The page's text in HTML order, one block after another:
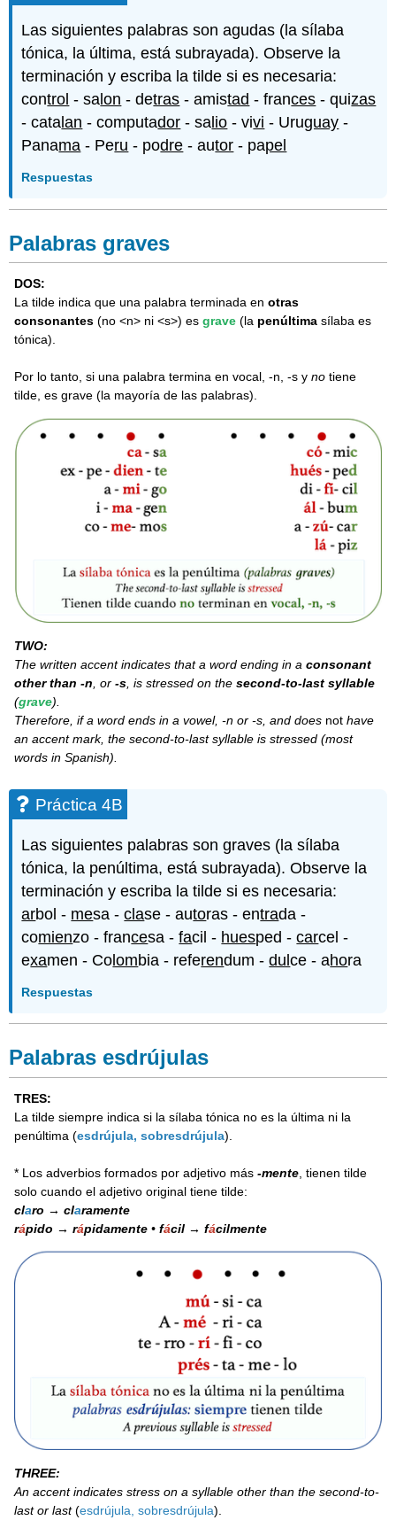
Las siguientes palabras son agudas (la sílaba
tónica, la última, está subrayada). Observe la
terminación y escriba la tilde si es necesaria:
control - sa lon - detras - amistad - frances - quizas
- cata lan - computador - sa lio - vivi - Uruguay -
Panama - Peru - podre - autor - papel
Respuestas
Palabras graves
DOS:
La tilde indica que una palabra terminada enotras
consonantes (no <n> ni <s>) esgrave (la penúltima sílaba es
tónica).
Por lo tanto, si una palabra termina en vocal, -n, -s yno tiene
tilde, es grave (la mayoría de las palabras).
TWO:
The written accent indicates that a word ending in aconsonant
other than -n, or -s, is stressed on thesecond-to-last syllable
(grave).
Therefore, if a word ends in a vowel, -n or -s, and does not have
an accent mark, the second-to-last syllable is stressed (most
words in Spanish).
Práctica 4B
Las siguientes palabras son graves (la sílaba
tónica, la penúltima, está subrayada). Observe la
terminación y escriba la tilde si es necesaria:
arbol - mesa -clase - autoras - entrada -
comienzo - francesa -facil - huesped -carcel -
examen - Co lombia - referendum -dulce - ahora
Respuestas
Palabras esdrújulas
TRES:
La tilde siempre indica si la sílaba tónica no es la última ni la
penúltima (esdrújula, sobresdrújula).
* Los adverbios formados por adjetivo más-mente , tienen tilde
solo cuando el adjetivo original tiene tilde:
claro → claramente
rápido → rápidamente• fácil → fácilmente
THREE:
An accent indicates stress on a syllable other than the second-to-
last or last(esdrújula, sobresdrújula).